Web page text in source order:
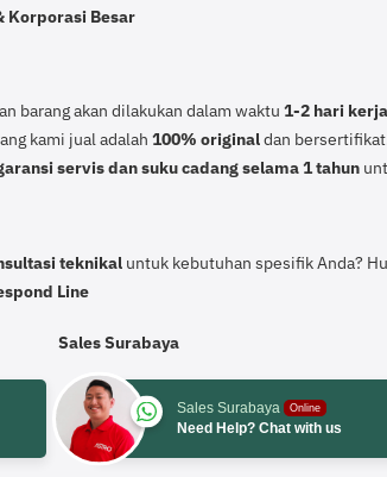
Korporasi Besar
barang akan dilakukan dalam waktu 1-2 hari kerja
kami jual adalah 100% originaldan
servis dan suku cadang selama 1 tahun
teknikal untuk kebutuhan spesifik Anda?
Line
Sales Surabaya
Sales Surabaya Online
Need Help? Chat with us